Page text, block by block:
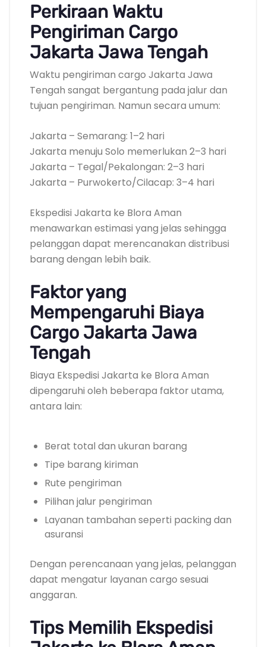
Perkiraan Waktu
Pengiriman Cargo
Jakarta Jawa Tengah
Waktu pengiriman cargo Jakarta Jawa
Tengah sangat bergantung pada jalur dan
tujuan pengiriman. Namun secara umum:
Jakarta – Semarang: 1–2 hari
Jakarta menuju Solo memerlukan 2–3 hari
Jakarta – Tegal/Pekalongan: 2–3 hari
Jakarta – Purwokerto/Cilacap: 3–4 hari
Ekspedisi Jakarta ke Blora Aman
menawarkan estimasi yang jelas sehingga
pelanggan dapat merencanakan distribusi
barang dengan lebih baik.
Faktor yang
Mempengaruhi Biaya
Cargo Jakarta Jawa
Tengah
Biaya Ekspedisi Jakarta ke Blora Aman
dipengaruhi oleh beberapa faktor utama,
antara lain:
Berat total dan ukuran barang
Tipe barang kiriman
Rute pengiriman
Pilihan jalur pengiriman
Layanan tambahan seperti packing dan
asuransi
Dengan perencanaan yang jelas, pelanggan
dapat mengatur layanan cargo sesuai
anggaran.
Tips Memilih Ekspedisi